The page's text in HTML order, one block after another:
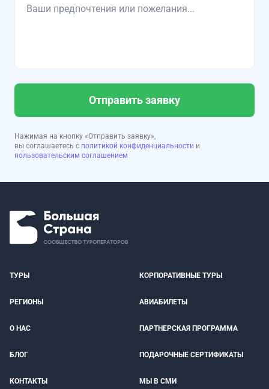
Отправить заявку
Нажимая на кнопку «Отправить заявку»,
вы соглашаетесь с политикой конфиденциальности и
пользовательским соглашением
ТУРЫ КОРПОРАТИВНЫЕ ТУРЫ
РЕГИОНЫ АВИАБИЛЕТЫ
О НАС ПАРТНЕРСКАЯ ПРОГРАММА
БЛОГ ПОДАРОЧНЫЕ СЕРТИФИКАТЫ
КОНТАКТЫ МЫ В СМИ